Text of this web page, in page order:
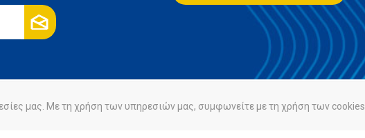
Πολιτική Cookies
μας. Με τη χρήση των υπηρεσιών μας, συμφωνείτε με τη χρήση των cookies.